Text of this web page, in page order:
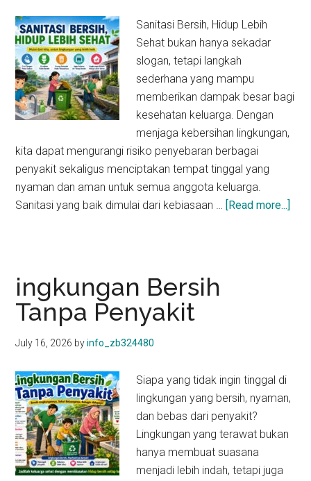
Sanitasi Bersih, Hidup Lebih
Sehat bukan hanya sekadar
slogan, tetapi langkah
sederhana yang mampu
memberikan dampak besar bagi
kesehatan keluarga. Dengan
menjaga kebersihan lingkungan,
kita dapat mengurangi risiko penyebaran berbagai
penyakit sekaligus menciptakan tempat tinggal yang
nyaman dan aman untuk semua anggota keluarga.
Sanitasi yang baik dimulai dari kebiasaan … [Read more...]
ingkungan Bersih
Tanpa Penyakit
July 16, 2026 byinfo_zb324480
Siapa yang tidak ingin tinggal di
lingkungan yang bersih, nyaman,
dan bebas dari penyakit?
Lingkungan yang terawat bukan
hanya membuat suasana
menjadi lebih indah, tetapi juga